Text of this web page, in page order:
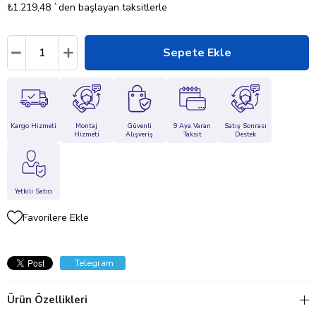
₺1.219,48 `den başlayan taksitlerle
Kargo Hizmeti
Montaj
Hizmeti
Güvenli
Alışveriş
9 Aya Varan
Taksit
Satış Sonrası
Destek
Yetkili Satıcı
Favorilere Ekle
Telegram
Ürün Özellikleri